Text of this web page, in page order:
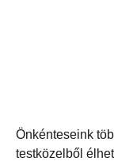
Önkénteseink
testközelből